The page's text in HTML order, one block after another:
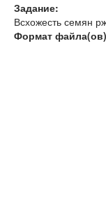
Задание:
Всхожесть семян
Формат